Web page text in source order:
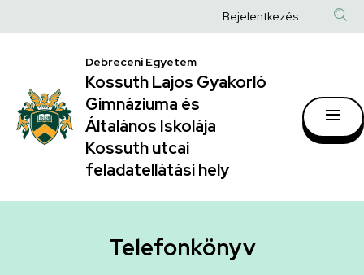
|
Kossuth
Lajos
Gyakorló
Gimnáziuma
Általános
a
Anonim
fiók
Bejelentkezés
Debreceni Egyetem
Kossuth Lajos Gyakorló
Gimnáziuma és
Általános Iskolája
Kossuth utcai
feladatellátási hely
Telefonkönyv